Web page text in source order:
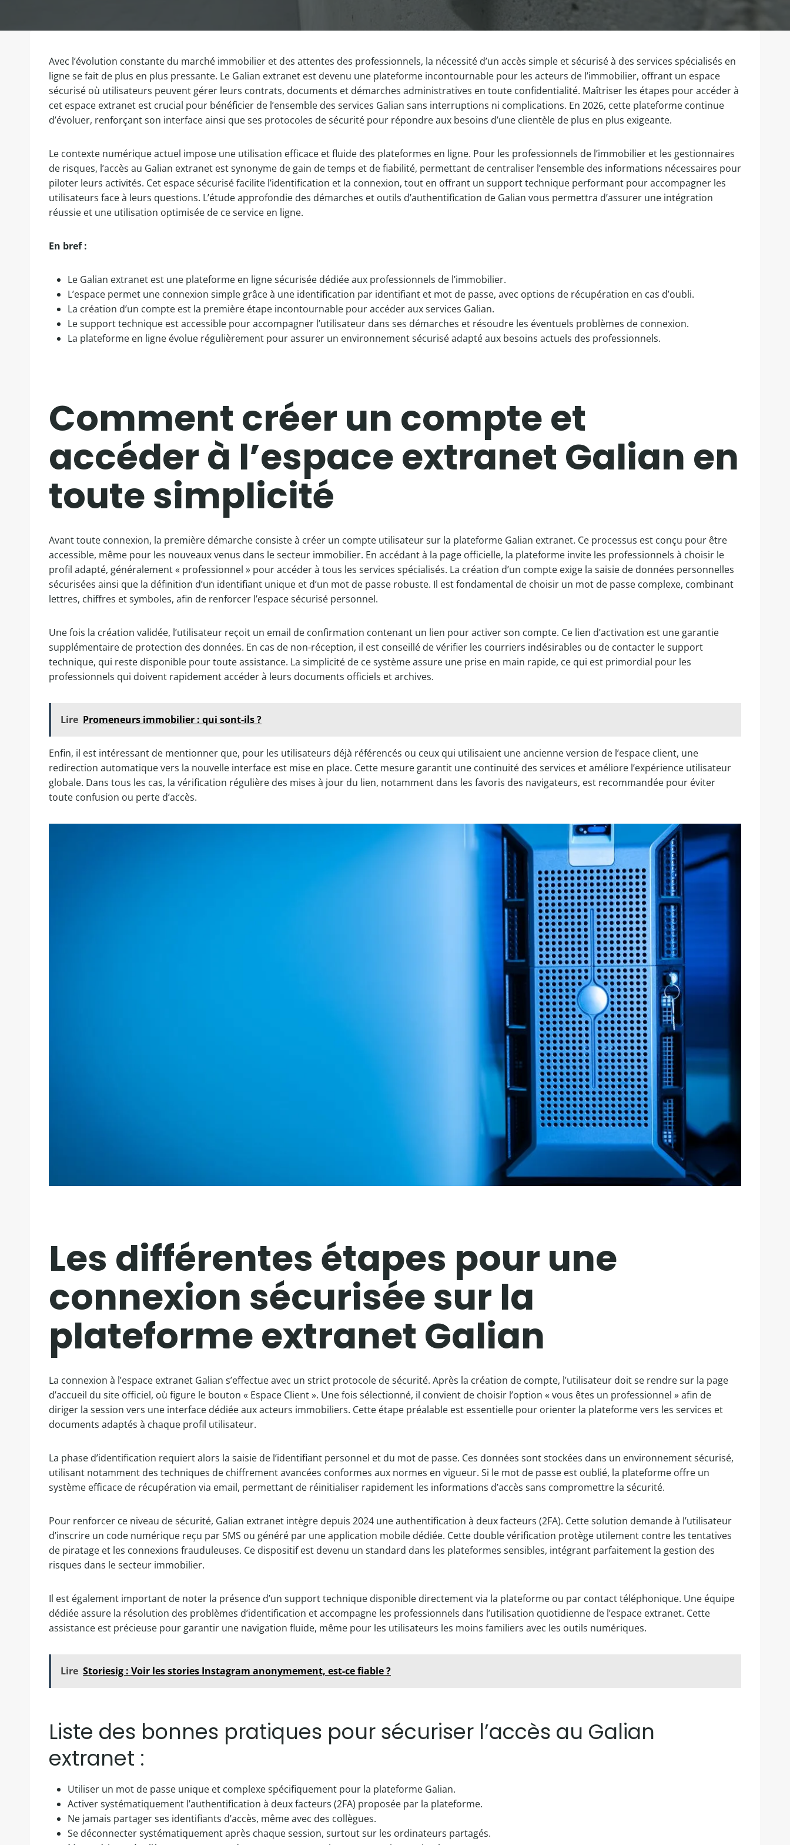
Avec l’évolution constante du marché immobilier et des attentes des professionnels, la nécessité d’un accès simple et sécurisé à des services spécialisés en
ligne se fait de plus en plus pressante. Le Galian extranet est devenu une plateforme incontournable pour les acteurs de l’immobilier, offrant un espace
sécurisé où utilisateurs peuvent gérer leurs contrats, documents et démarches administratives en toute confidentialité. Maîtriser les étapes pour accéder à
cet espace extranet est crucial pour bénéficier de l’ensemble des services Galian sans interruptions ni complications. En 2026, cette plateforme continue
d’évoluer, renforçant son interface ainsi que ses protocoles de sécurité pour répondre aux besoins d’une clientèle de plus en plus exigeante.
Le contexte numérique actuel impose une utilisation efficace et fluide des plateformes en ligne. Pour les professionnels de l’immobilier et les gestionnaires
de risques, l’accès au Galian extranet est synonyme de gain de temps et de fiabilité, permettant de centraliser l’ensemble des informations nécessaires pour
piloter leurs activités. Cet espace sécurisé facilite l’identification et la connexion, tout en offrant un support technique performant pour accompagner les
utilisateurs face à leurs questions. L’étude approfondie des démarches et outils d’authentification de Galian vous permettra d’assurer une intégration
réussie et une utilisation optimisée de ce service en ligne.
En bref :
Le Galian extranet est une plateforme en ligne sécurisée dédiée aux professionnels de l’immobilier.
L’espace permet une connexion simple grâce à une identification par identifiant et mot de passe, avec options de récupération en cas d’oubli.
La création d’un compte est la première étape incontournable pour accéder aux services Galian.
Le support technique est accessible pour accompagner l’utilisateur dans ses démarches et résoudre les éventuels problèmes de connexion.
La plateforme en ligne évolue régulièrement pour assurer un environnement sécurisé adapté aux besoins actuels des professionnels.
Comment créer un compte et
accéder à l’espace extranet Galian en
toute simplicité
Avant toute connexion, la première démarche consiste à créer un compte utilisateur sur la plateforme Galian extranet. Ce processus est conçu pour être
accessible, même pour les nouveaux venus dans le secteur immobilier. En accédant à la page officielle, la plateforme invite les professionnels à choisir le
profil adapté, généralement « professionnel » pour accéder à tous les services spécialisés. La création d’un compte exige la saisie de données personnelles
sécurisées ainsi que la définition d’un identifiant unique et d’un mot de passe robuste. Il est fondamental de choisir un mot de passe complexe, combinant
lettres, chiffres et symboles, afin de renforcer l’espace sécurisé personnel.
Une fois la création validée, l’utilisateur reçoit un email de confirmation contenant un lien pour activer son compte. Ce lien d’activation est une garantie
supplémentaire de protection des données. En cas de non-réception, il est conseillé de vérifier les courriers indésirables ou de contacter le support
technique, qui reste disponible pour toute assistance. La simplicité de ce système assure une prise en main rapide, ce qui est primordial pour les
professionnels qui doivent rapidement accéder à leurs documents officiels et archives.
Lire Promeneurs immobilier : qui sont-ils ?
Enfin, il est intéressant de mentionner que, pour les utilisateurs déjà référencés ou ceux qui utilisaient une ancienne version de l’espace client, une
redirection automatique vers la nouvelle interface est mise en place. Cette mesure garantit une continuité des services et améliore l’expérience utilisateur
globale. Dans tous les cas, la vérification régulière des mises à jour du lien, notamment dans les favoris des navigateurs, est recommandée pour éviter
toute confusion ou perte d’accès.
Les différentes étapes pour une
connexion sécurisée sur la
plateforme extranet Galian
La connexion à l’espace extranet Galian s’effectue avec un strict protocole de sécurité. Après la création de compte, l’utilisateur doit se rendre sur la page
d’accueil du site officiel, où figure le bouton « Espace Client ». Une fois sélectionné, il convient de choisir l’option « vous êtes un professionnel » afin de
diriger la session vers une interface dédiée aux acteurs immobiliers. Cette étape préalable est essentielle pour orienter la plateforme vers les services et
documents adaptés à chaque profil utilisateur.
La phase d’identification requiert alors la saisie de l’identifiant personnel et du mot de passe. Ces données sont stockées dans un environnement sécurisé,
utilisant notamment des techniques de chiffrement avancées conformes aux normes en vigueur. Si le mot de passe est oublié, la plateforme offre un
système efficace de récupération via email, permettant de réinitialiser rapidement les informations d’accès sans compromettre la sécurité.
Pour renforcer ce niveau de sécurité, Galian extranet intègre depuis 2024 une authentification à deux facteurs (2FA). Cette solution demande à l’utilisateur
d’inscrire un code numérique reçu par SMS ou généré par une application mobile dédiée. Cette double vérification protège utilement contre les tentatives
de piratage et les connexions frauduleuses. Ce dispositif est devenu un standard dans les plateformes sensibles, intégrant parfaitement la gestion des
risques dans le secteur immobilier.
Il est également important de noter la présence d’un support technique disponible directement via la plateforme ou par contact téléphonique. Une équipe
dédiée assure la résolution des problèmes d’identification et accompagne les professionnels dans l’utilisation quotidienne de l’espace extranet. Cette
assistance est précieuse pour garantir une navigation fluide, même pour les utilisateurs les moins familiers avec les outils numériques.
Lire Storiesig : Voir les stories Instagram anonymement, est-ce fiable ?
Liste des bonnes pratiques pour sécuriser l’accès au Galian
extranet :
Utiliser un mot de passe unique et complexe spécifiquement pour la plateforme Galian.
Activer systématiquement l’authentification à deux facteurs (2FA) proposée par la plateforme.
Ne jamais partager ses identifiants d’accès, même avec des collègues.
Se déconnecter systématiquement après chaque session, surtout sur les ordinateurs partagés.